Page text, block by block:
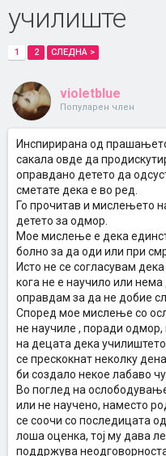
училиште
1 2 СЛЕДНА >
violetblue
Популарен член
Инспирирана од
сакала овде да
оправдано детето да
сметате дека е во ред.
Го прочитав и мислењето
детето за одмор.
Мое мислење е дека
болно за да оди или при
Исто не се согласувам
кога не е научило или
оправдам за да не добие
Според мое мислење со
не научиле , поради
на децата дека
се прескокнат неколку
би создало некое лабаво
Во поглед на
или не научено, наместо
се соочи со последицата
лоша оценка, тој му дава
поддржува